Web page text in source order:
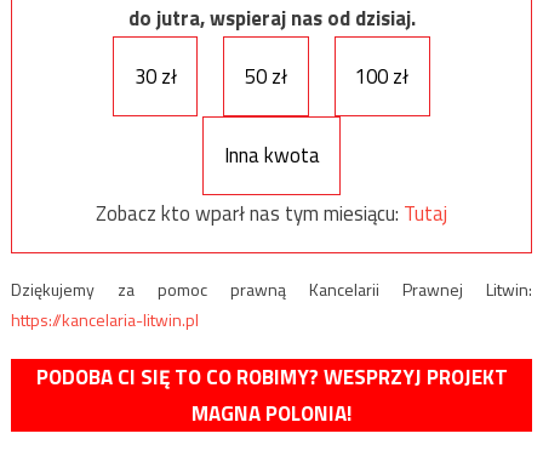
do jutra, wspieraj nas od dzisiaj.
30 zł
50 zł 100 zł
Inna kwota
Zobacz kto wparł nas tym miesiącu: Tutaj
Dziękujemy za pomoc prawną Kancelarii Prawnej Litwin:
https://kancelaria-litwin.pl
PODOBA CI SIĘ TO CO ROBIMY? WESPRZYJ PROJEKT
MAGNA POLONIA!